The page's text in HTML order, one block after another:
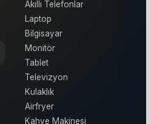
Akıllı Telefonlar
Laptop
Bilgisayar
Monitör
Tablet
Televizyon
Kulaklık
Airfryer
Kahve Makinesi